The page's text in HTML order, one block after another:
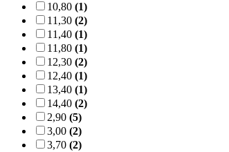
10,80 (1)
11,30 (2)
11,40 (1)
11,80 (1)
12,30 (2)
12,40 (1)
13,40 (1)
14,40 (2)
2,90 (5)
3,00 (2)
3,70 (2)